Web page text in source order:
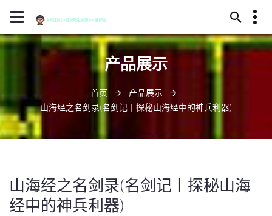
13594780092
永安市干夸谷218号
产品展示
首页
产品展示
山海经之名剑录(名剑记丨探秘山海经中的神兵利器)
山海经之名剑录(名剑记丨探秘山海
经中的神兵利器)